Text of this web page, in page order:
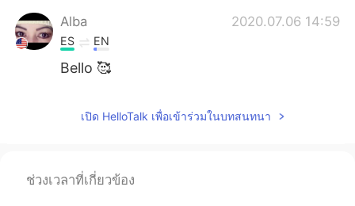
Alba 2020.07.06 14:59
ES EN
Bello 🥰
EN
Escoces!
เปิด HelloTalk เพื่อเข้าร่วมในบทสนทนา
ช่วงเวลาที่เกี่ยวข้อง